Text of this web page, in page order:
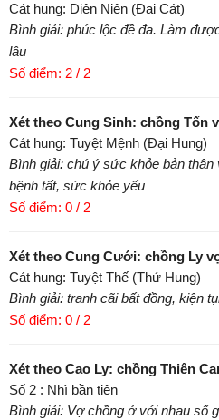
Cát hung: Diên Niên (Đại Cát)
Bình giải: phúc lộc đề đa. Làm
lâu
Số điểm: 2 / 2
Xét theo Cung Sinh: chồng Tốn
Cát hung: Tuyệt Mệnh (Đại Hung)
Bình giải: chú ý sức khỏe bản
bệnh tất, sức khỏe yếu
Số điểm: 0 / 2
Xét theo Cung Cưới: chồng Ly
Cát hung: Tuyệt Thế (Thứ Hung)
Bình giải: tranh cãi bất đồng, kiện
Số điểm: 0 / 2
Xét theo Cao Ly: chồng Thiên
Số 2 : Nhì bần tiện
Bình giải: Vợ chồng ở với nhau số